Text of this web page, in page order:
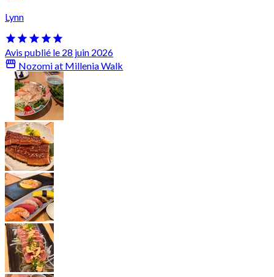
Lynn
Avis publié le 28 juin 2026
Nozomi at Millenia Walk